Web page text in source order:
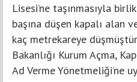
Lisesi’ne taşınmasıyla
başına düşen kapalı alan
kaç metrekareye
Bakanlığı Kurum Açma,
Ad Verme Yönetmeliği’ne